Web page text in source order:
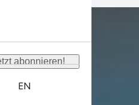
auf einen Blick.
Wissen